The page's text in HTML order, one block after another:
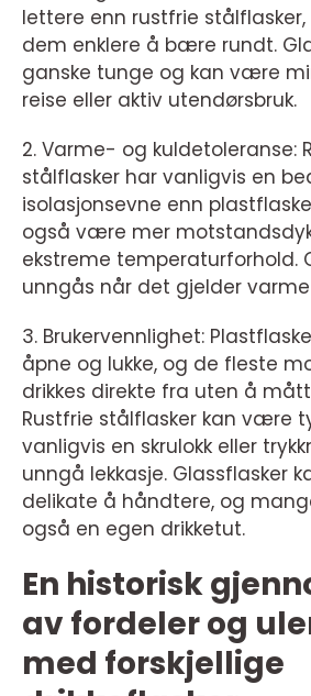
lettere enn rustfrie
dem enklere å bære rundt.
ganske tunge og kan være
reise eller aktiv utendørsbruk.
2. Varme- og kuldetoleranse:
stålflasker har vanligvis en
isolasjonsevne enn
også være mer
ekstreme temperaturforhold.
unngås når det gjelder varme
3. Brukervennlighet:
åpne og lukke, og de fleste
drikkes direkte fra uten å
Rustfrie stålflasker kan være
vanligvis en skrulokk eller
unngå lekkasje. Glassflasker
delikate å håndtere, og
også en egen drikketut.
En historisk
av fordeler og
med forskjellige